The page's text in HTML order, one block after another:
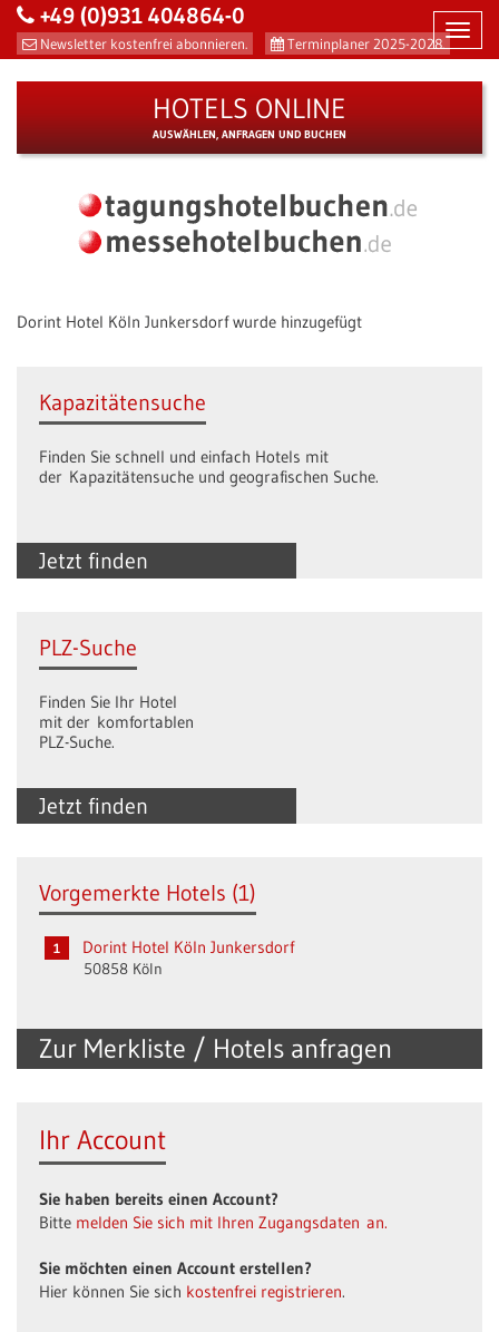
Newsletter kostenfrei abonnieren. Terminplaner 2025-2028.
+49 (0)931 404864-0
HOTELS ONLINE
AUSWÄHLEN, ANFRAGEN UND BUCHEN
Dorint Hotel Köln Junkersdorf wurde hinzugefügt
Jetzt finden
Kapazitätensuche
Finden Sie schnell und einfach Hotels mit
der Kapazitätensuche und geografischen Suche.
Jetzt finden
PLZ-Suche
Finden Sie Ihr Hotel
mit der komfortablen
PLZ-Suche.
Zur Merkliste / Hotels anfragen
Vorgemerkte Hotels (1)
Dorint Hotel Köln Junkersdorf
50858 Köln
Ihr Account
Sie haben bereits einen Account?
Bitte melden Sie sich mit Ihren Zugangsdaten an.
Sie möchten einen Account erstellen?
Hier können Sie sich kostenfrei registrieren.